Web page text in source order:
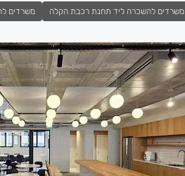
משרדים להשכרה ליד תחנת רכבת הקלה משרדים